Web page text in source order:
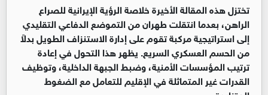
تختزل هذه المقالة الأخيرة خلاصة الرؤية الإيرانية للصراع
الراهن، بعدما انتقلت طهران من التموضع الدفاعي التقليدي
إلى استراتيجية مركبة تقوم على إدارة الاستنزاف الطويل بدلاً
من الحسم العسكري السريع. يظهر هذا التحول في إعادة
ترتيب المؤسسات الأمنية، وضبط الجبهة الداخلية، وتوظيف
القدرات غير المتماثلة في الإقليم للتعامل مع الضغوط